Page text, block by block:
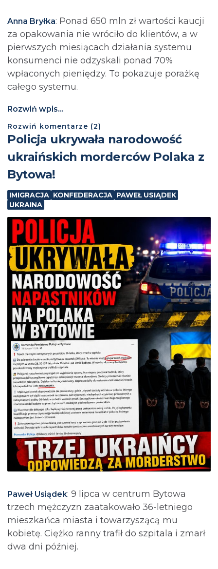
Anna Bryłka: Ponad 650 mln zł wartości kaucji
za opakowania nie wróciło do klientów, a w
pierwszych miesiącach działania systemu
konsumenci nie odzyskali ponad 70%
wpłaconych pieniędzy. To pokazuje porażkę
całego systemu.
Rozwiń wpis...
Rozwiń komentarze (2)
Policja ukrywała narodowość
ukraińskich morderców Polaka z
Bytowa!
IMIGRACJA KONFEDERACJA PAWEŁ USIĄDEK
UKRAINA
Paweł Usiądek: 9 lipca w centrum Bytowa
trzech mężczyzn zaatakowało 36-letniego
mieszkańca miasta i towarzyszącą mu
kobietę. Ciężko ranny trafił do szpitala i zmarł
dwa dni później.